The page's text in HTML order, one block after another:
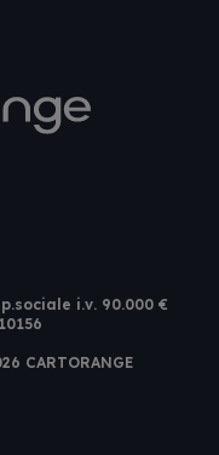
i.v. 90.000 €
CARTORANGE